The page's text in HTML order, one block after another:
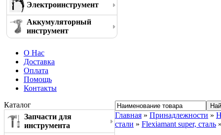
Электроинструмент
Аккумуляторный
инструмент
О Нас
Доставка
Оплата
Помощь
Контакты
Каталог
Запчасти для
инструмента
Главная » Принадлежности »
стали » Flexiamant super, сталь